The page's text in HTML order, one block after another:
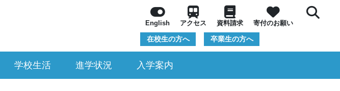
English アクセス 資料請求 寄付のお願い
在校生の方へ 卒業生の方へ
学校生活 進学状況 入学案内